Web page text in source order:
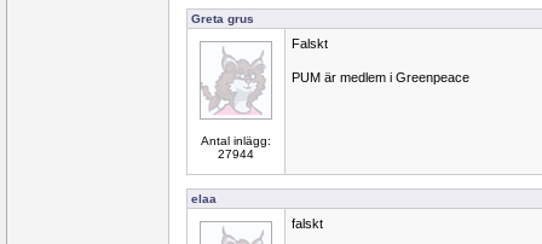
Greta grus
Antal inlägg:
27944
Falskt
PUM är medlem i Greenpeace
elaa
falskt